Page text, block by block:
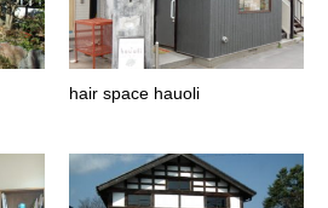
hair space hauoli